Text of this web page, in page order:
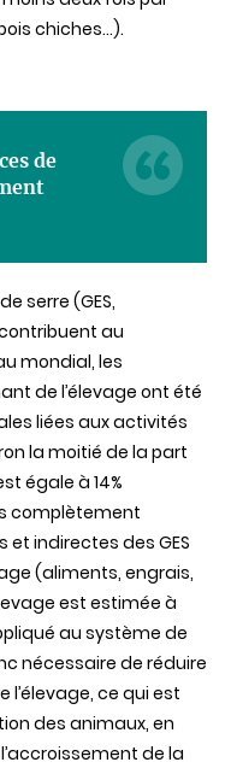
chiches...).
de
serre (GES,
au
mondial, les
de l’élevage ont été
liées aux activités
la moitié de la part
égale à 14%
complètement
et indirectes des GES
(aliments, engrais,
est estimée à
au système de
nécessaire de réduire
l’élevage, ce qui est
des animaux, en
de la